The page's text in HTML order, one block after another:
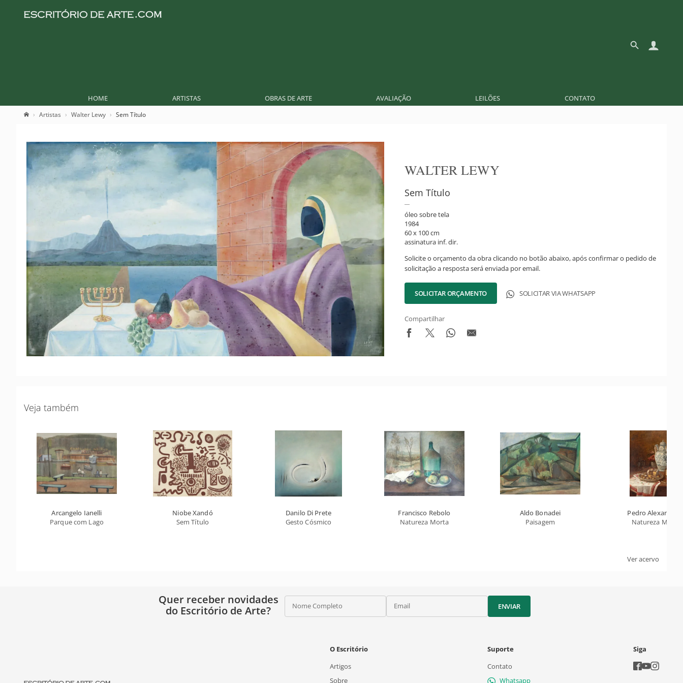
HOME ARTISTAS OBRAS DE ARTE AVALIAÇÃO LEILÕES CONTATO
Artistas Walter Lewy Sem Título
WALTER LEWY
Sem Título
óleo sobre tela
1984
60 x 100 cm
assinatura inf. dir.
Solicite o orçamento da obra clicando no botão abaixo, após confirmar o pedido de
solicitação a resposta será enviada por email.
SOLICITAR ORÇAMENTO SOLICITAR VIA WHATSAPP
Compartilhar
Veja também
Arcangelo Ianelli
Parque com Lago
Niobe Xandó
Sem Título
Danilo Di Prete
Gesto Cósmico
Francisco Rebolo
Natureza Morta
Aldo Bonadei
Paisagem
Pedro
Natureza Morta
Ver acervo
Quer receber novidades
do Escritório de Arte?
Nome Completo Email ENVIAR
O Escritório
Artigos
Sobre
Suporte
Contato
Whatsapp
Siga